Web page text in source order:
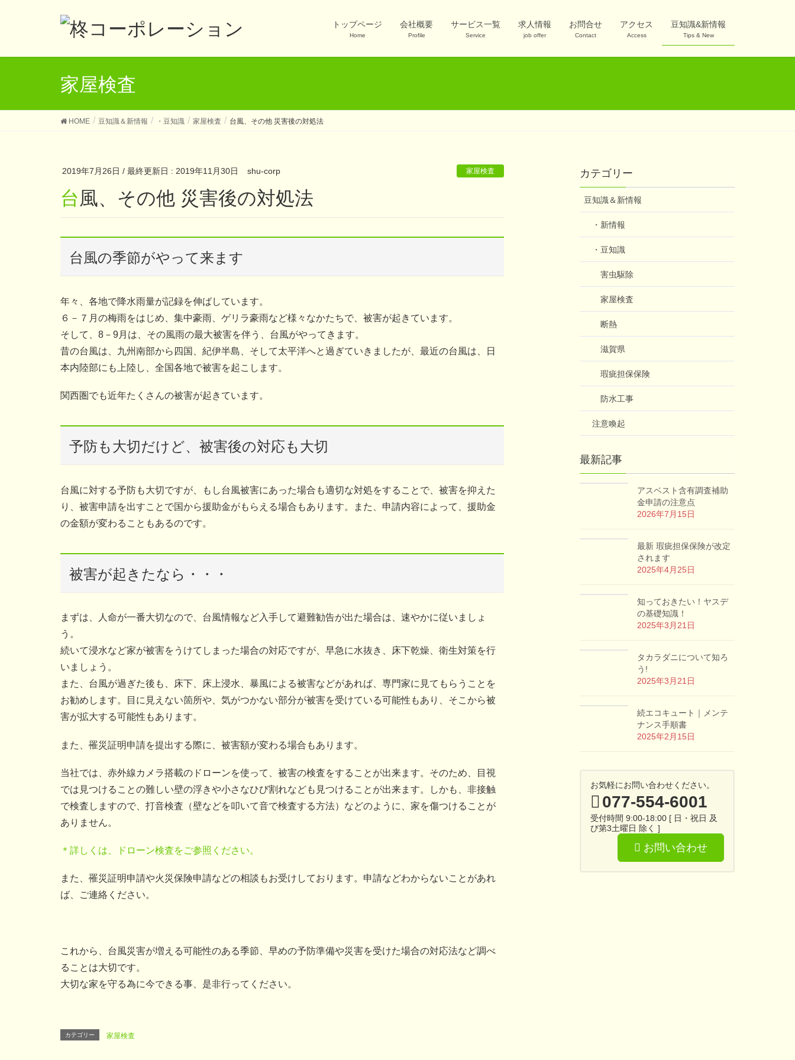
トップページ
Home
会社概要
Profile
サービス一覧
Service
求人情報
job offer
お問合せ
Contact
アクセス
Access
豆知識&新情報
Tips & New
家屋検査
HOME 豆知識＆新情報 ・豆知識 家屋検査 台風、その他 災害後の対処法
2019年7月26日 / 最終更新日 : 2019年11月30日 shu-corp 家屋検査
台風、その他 災害後の対処法
台風の季節がやって来ます
年々、各地で降水雨量が記録を伸ばしています。
６－７月の梅雨をはじめ、集中豪雨、ゲリラ豪雨など様々なかたちで、被害が起きています。
そして、8－9月は、その風雨の最大被害を伴う、台風がやってきます。
昔の台風は、九州南部から四国、紀伊半島、そして太平洋へと過ぎていきましたが、最近の台風は、日
本内陸部にも上陸し、全国各地で被害を起こします。
関西圏でも近年たくさんの被害が起きています。
予防も大切だけど、被害後の対応も大切
台風に対する予防も大切ですが、もし台風被害にあった場合も適切な対処をすることで、被害を抑えた
り、被害申請を出すことで国から援助金がもらえる場合もあります。また、申請内容によって、援助金
の金額が変わることもあるのです。
被害が起きたなら・・・
まずは、人命が一番大切なので、台風情報など入手して避難勧告が出た場合は、速やかに従いましょ
う。
続いて浸水など家が被害をうけてしまった場合の対応ですが、早急に水抜き、床下乾燥、衛生対策を行
いましょう。
また、台風が過ぎた後も、床下、床上浸水、暴風による被害などがあれば、専門家に見てもらうことを
お勧めします。目に見えない箇所や、気がつかない部分が被害を受けている可能性もあり、そこから被
害が拡大する可能性もあります。
また、罹災証明申請を提出する際に、被害額が変わる場合もあります。
当社では、赤外線カメラ搭載のドローンを使って、被害の検査をすることが出来ます。そのため、目視
では見つけることの難しい壁の浮きや小さなひび割れなども見つけることが出来ます。しかも、非接触
で検査しますので、打音検査（壁などを叩いて音で検査する方法）などのように、家を傷つけることが
ありません。
＊詳しくは、ドローン検査をご参照ください。
また、罹災証明申請や火災保険申請などの相談もお受けしております。申請などわからないことがあれ
ば、ご連絡ください。
これから、台風災害が増える可能性のある季節、早めの予防準備や災害を受けた場合の対応法など調べ
ることは大切です。
大切な家を守る為に今できる事、是非行ってください。
カテゴリー 家屋検査
カテゴリー
豆知識＆新情報
・新情報
・豆知識
害虫駆除
家屋検査
断熱
滋賀県
瑕疵担保保険
防水工事
注意喚起
最新記事
アスベスト含有調査補助
金申請の注意点
2026年7月15日
最新 瑕疵担保保険が改定
されます
2025年4月25日
知っておきたい！ヤスデ
の基礎知識！
2025年3月21日
タカラダニについて知ろ
う!
2025年3月21日
続エコキュート｜メンテ
ナンス手順書
2025年2月15日
お気軽にお問い合わせください。
077-554-6001
受付時間 9:00-18:00 [ 日・祝日 及
び第3土曜日 除く ]
お問い合わせ